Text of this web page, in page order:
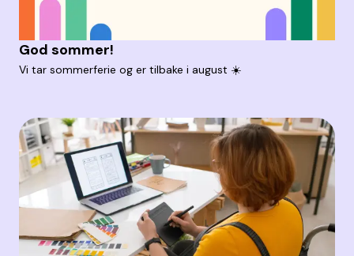
God sommer!
Vi tar sommerferie og er tilbake i august ☀️